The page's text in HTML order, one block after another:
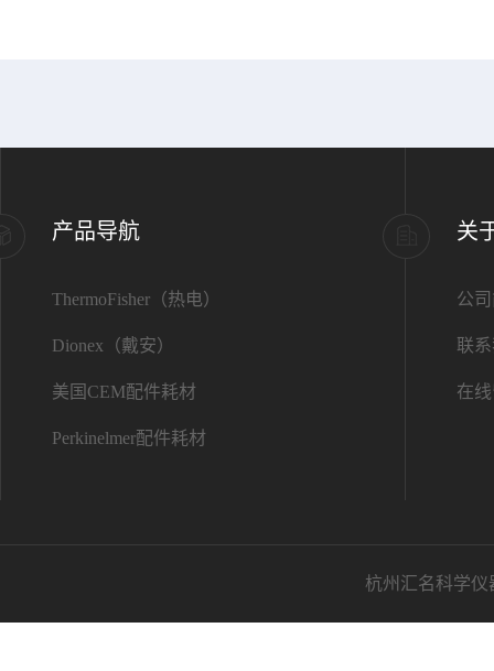
产品导航
ThermoFisher（热电）
Dionex（戴安）
美国CEM配件耗材
Perkinelmer配件耗材
关
公
联
在
杭州汇名科学仪